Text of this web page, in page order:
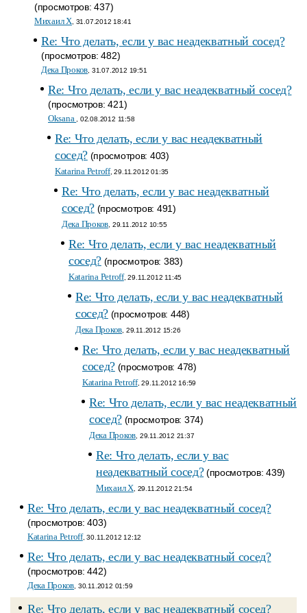
(просмотров: 437)
Михаил Х , 31.07.2012 18:41
Re: Что делать, если у вас неадекватный сосед?
(просмотров: 482)
Дека Проков , 31.07.2012 19:51
Re: Что делать, если у вас неадекватный сосед?
(просмотров: 421)
Oksana , 02.08.2012 11:58
Re: Что делать, если у вас неадекватный
сосед?(просмотров: 403)
Katarina Petroff, 29.11.2012 01:35
Re: Что делать, если у вас неадекватный
сосед?(просмотров: 491)
Дека Проков , 29.11.2012 10:55
Re: Что делать, если у вас неадекватный
сосед?(просмотров: 383)
Katarina Petroff, 29.11.2012 11:45
Re: Что делать, если у вас неадекватный
сосед?(просмотров: 448)
Дека Проков , 29.11.2012 15:26
Re: Что делать, если у вас неадекватный
сосед?(просмотров: 478)
Katarina Petroff, 29.11.2012 16:59
Re: Что делать, если у вас неадекватный
сосед?(просмотров: 374)
Дека Проков , 29.11.2012 21:37
Re: Что делать, если у вас
неадекватный сосед?(просмотров: 439)
Михаил Х , 29.11.2012 21:54
Re: Что делать, если у вас неадекватный сосед?
(просмотров: 403)
Katarina Petroff, 30.11.2012 12:12
Re: Что делать, если у вас неадекватный сосед?
(просмотров: 442)
Дека Проков , 30.11.2012 01:59
Re: Что делать, если у вас неадекватный сосед?